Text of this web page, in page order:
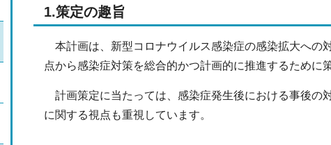
1.策定の趣旨
本計画は、新型コロナウイルス感染症の感染拡大への
点から感染症対策を総合的かつ計画的に推進するために
計画策定に当たっては、感染症発生後における事後の
に関する視点も重視しています。